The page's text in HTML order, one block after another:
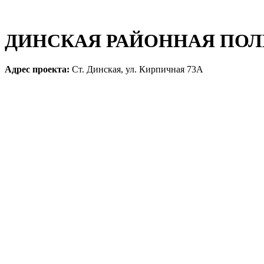
ДИНСКАЯ РАЙОННАЯ
Адрес проекта: Ст. Динская, ул. Кирпичная 73А